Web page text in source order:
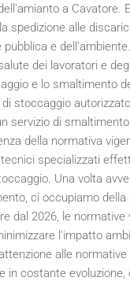
a Cavatore.
spedizione alle
e
dei lavoratori e
e lo smaltimento
stoccaggio
servizio di
della normativa
specializzati
Una volta
ci occupiamo della
dal 2026, le normative
l'impatto
alle
in costante evoluzione,